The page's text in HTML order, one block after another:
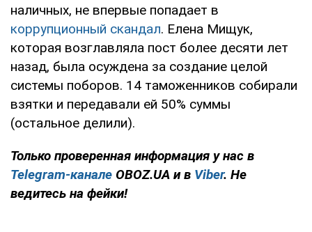
наличных, не впервые попадает в
коррупционный скандал. Елена Мищук,
которая возглавляла пост более десяти лет
назад, была осуждена за создание целой
системы поборов. 14 таможенников собирали
взятки и передавали ей 50% суммы
(остальное делили).
Только проверенная информация у нас в
Telegram-канале OBOZ.UA и в Viber. Не
ведитесь на фейки!